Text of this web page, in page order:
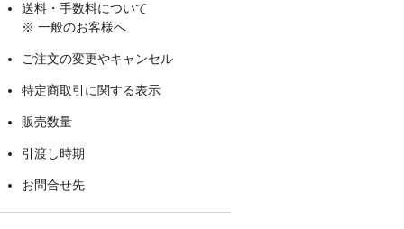
送料・手数料について
※ 一般のお客様へ
ご注文の変更やキャンセル
特定商取引に関する表示
販売数量
引渡し時期
お問合せ先